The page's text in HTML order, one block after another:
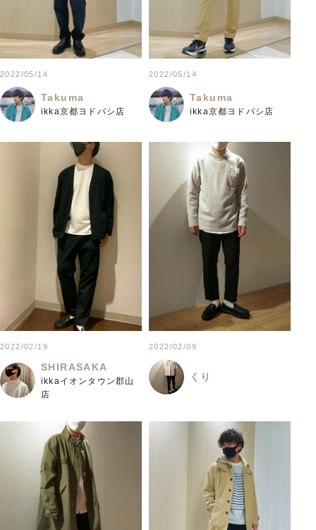
2022/05/14
Takuma
ikka京都ヨドバシ店
2022/05/14
Takuma
ikka京都ヨドバシ店
2022/02/19
SHIRASAKA
ikkaイオンタウン郡山
店
2022/02/09
くり